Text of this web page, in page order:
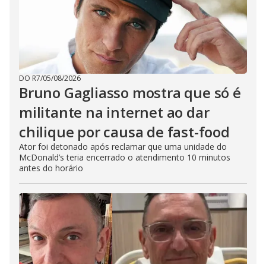
DO R7/05/08/2026
Bruno Gagliasso mostra que só é
militante na internet ao dar
chilique por causa de fast-food
Ator foi detonado após reclamar que uma unidade do
McDonald’s teria encerrado o atendimento 10 minutos
antes do horário